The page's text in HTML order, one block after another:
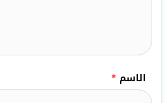
الاسم *